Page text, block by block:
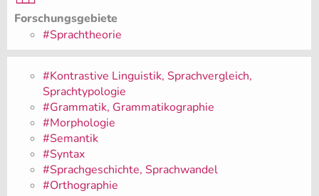
Forschungsgebiete
#Sprachtheorie
#Kontrastive Linguistik, Sprachvergleich,
Sprachtypologie
#Grammatik, Grammatikographie
#Morphologie
#Semantik
#Syntax
#Sprachgeschichte, Sprachwandel
#Orthographie